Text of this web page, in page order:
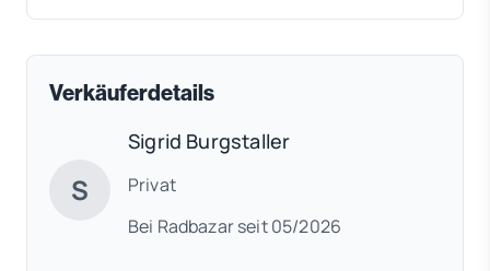
Verkäuferdetails
S
Sigrid Burgstaller
Privat
Bei Radbazar seit 05/2026